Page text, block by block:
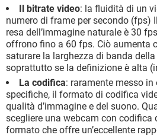
Il bitrate video: la fluidità di un
numero di frame per secondo (fps)
resa dell’immagine naturale è 30
offrono fino a 60 fps. Ciò aumenta
saturare la larghezza di banda
soprattutto se la definizione è alta
La codifica: raramente messo in
specifiche, il formato di codifica
qualità d’immagine e del suono.
scegliere una webcam con codifica
formato che offre un’eccellente